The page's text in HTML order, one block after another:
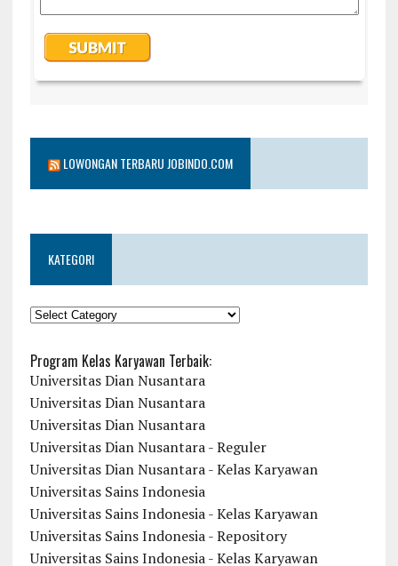
LOWONGAN TERBARU JOBINDO.COM
KATEGORI
KATEGORI
Program Kelas Karyawan Terbaik:
Universitas Dian Nusantara
Universitas Dian Nusantara
Universitas Dian Nusantara
Universitas Dian Nusantara - Reguler
Universitas Dian Nusantara - Kelas Karyawan
Universitas Sains Indonesia
Universitas Sains Indonesia - Kelas Karyawan
Universitas Sains Indonesia - Repository
Universitas Sains Indonesia - Kelas Karyawan